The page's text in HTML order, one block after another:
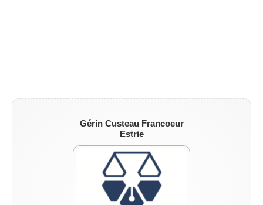
Gérin Custeau Francoeur
Estrie